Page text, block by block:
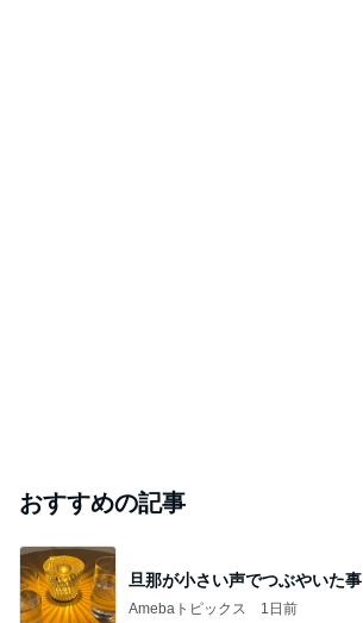
おすすめの記事
旦那が小さい声でつぶやいた事
Amebaトピックス 1日前